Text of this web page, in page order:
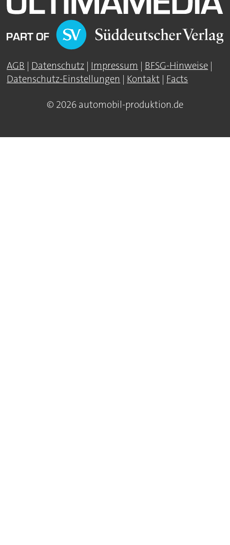
AGB Datenschutz Impressum BFSG-Hinweise
Datenschutz-Einstellungen
Kontakt Facts
© 2026 automobil-produktion.de